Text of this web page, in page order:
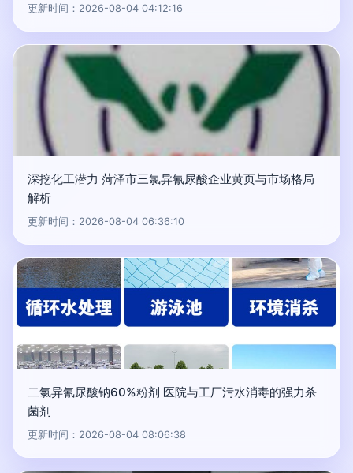
更新时间：2026-08-04 04:12:16
深挖化工潜力 菏泽市三氯异氰尿酸企业黄页与市场格局
解析
更新时间：2026-08-04 06:36:10
二氯异氰尿酸钠60%粉剂 医院与工厂污水消毒的强力杀
菌剂
更新时间：2026-08-04 08:06:38